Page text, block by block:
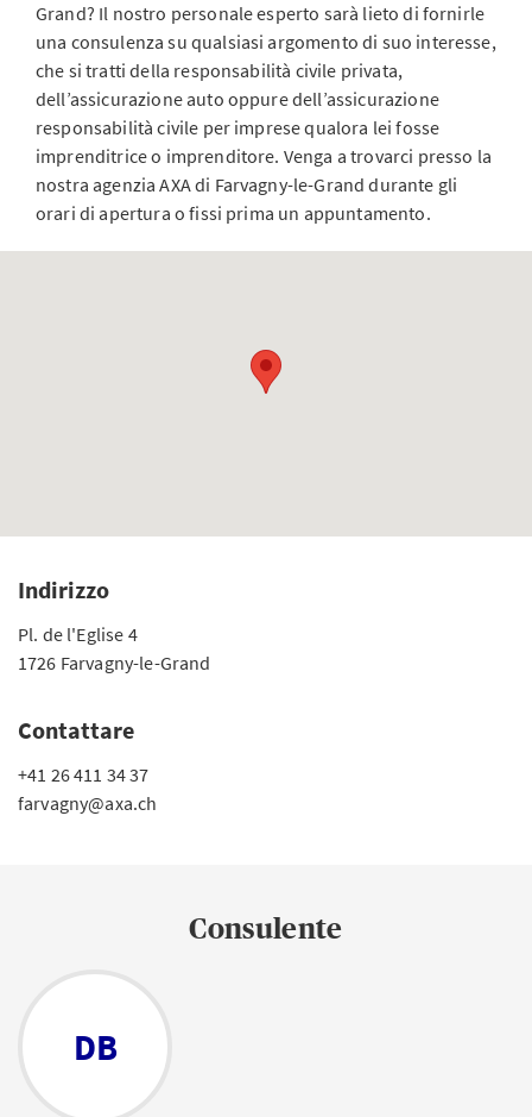
Grand? Il nostro personale esperto sarà lieto di fornirle
una consulenza su qualsiasi argomento di suo interesse,
che si tratti della responsabilità civile privata,
dell’assicurazione auto oppure dell’assicurazione
responsabilità civile per imprese qualora lei fosse
imprenditrice o imprenditore. Venga a trovarci presso la
nostra agenzia AXA di Farvagny-le-Grand durante gli
orari di apertura o fissi prima un appuntamento.
Indirizzo
Pl. de l'Eglise 4
1726 Farvagny-le-Grand
Contattare
+41 26 411 34 37
farvagny@axa.ch
Consulente
DB